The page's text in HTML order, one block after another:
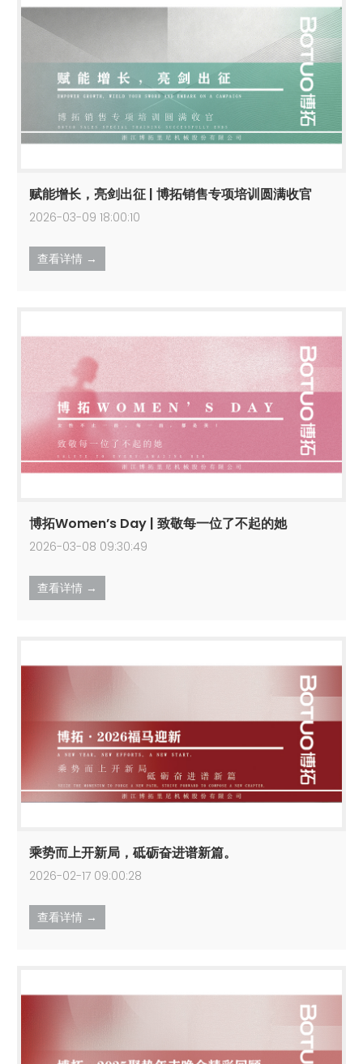
赋能增长，亮剑出征 | 博拓销售专项培训圆满收官
2026-03-09 18:00:10
查看详情 →
博拓Women’s Day | 致敬每一位了不起的她
2026-03-08 09:30:49
查看详情 →
乘势而上开新局，砥砺奋进谱新篇。
2026-02-17 09:00:28
查看详情 →